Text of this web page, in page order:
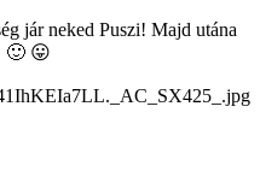
jár neked Puszi! Majd utána
🙂 😛